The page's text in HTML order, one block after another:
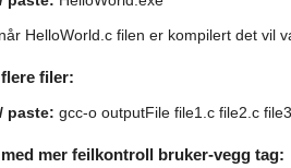
HelloWorld.c filen er kompilert det vil
filer:
paste: gcc-o outputFile file1.c file2.c
mer feilkontroll bruker-vegg tag: